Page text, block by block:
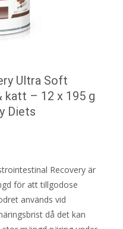
Ultra Soft
katt – 12 x 195 g
Diets
Recovery är
för att tillgodose
används vid
då det kan